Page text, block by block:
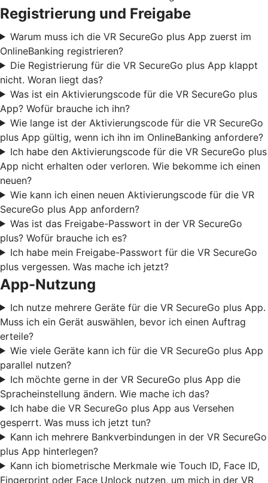
Registrierung und Freigabe
Warum muss ich die VR SecureGo plus App zuerst im
OnlineBanking registrieren?
Die Registrierung für die VR SecureGo plus App klappt
nicht. Woran liegt das?
Was ist ein Aktivierungscode für die VR SecureGo plus
App? Wofür brauche ich ihn?
Wie lange ist der Aktivierungscode für die VR SecureGo
plus App gültig, wenn ich ihn im OnlineBanking anfordere?
Ich habe den Aktivierungscode für die VR SecureGo plus
App nicht erhalten oder verloren. Wie bekomme ich einen
neuen?
Wie kann ich einen neuen Aktivierungscode für die VR
SecureGo plus App anfordern?
Was ist das Freigabe-Passwort in der VR SecureGo
plus? Wofür brauche ich es?
Ich habe mein Freigabe-Passwort für die VR SecureGo
plus vergessen. Was mache ich jetzt?
App-Nutzung
Ich nutze mehrere Geräte für die VR SecureGo plus App.
Muss ich ein Gerät auswählen, bevor ich einen Auftrag
erteile?
Wie viele Geräte kann ich für die VR SecureGo plus App
parallel nutzen?
Ich möchte gerne in der VR SecureGo plus App die
Spracheinstellung ändern. Wie mache ich das?
Ich habe die VR SecureGo plus App aus Versehen
gesperrt. Was muss ich jetzt tun?
Kann ich mehrere Bankverbindungen in der VR SecureGo
plus App hinterlegen?
Kann ich biometrische Merkmale wie Touch ID, Face ID,
Fingerprint oder Face Unlock nutzen, um mich in der VR